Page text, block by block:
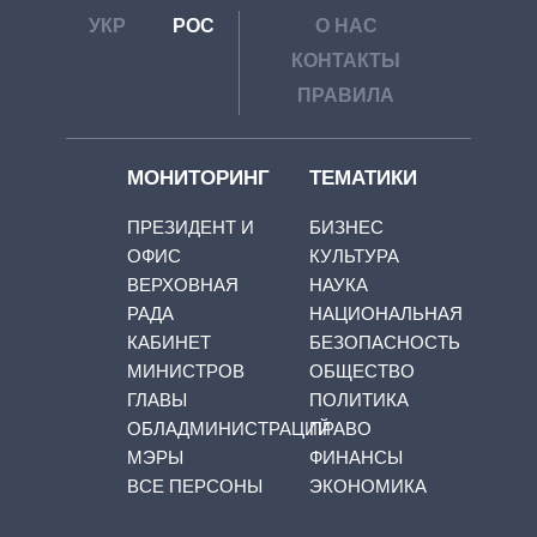
УКР РОС
О НАС
КОНТАКТЫ
ПРАВИЛА
МОНИТОРИНГ
ПРЕЗИДЕНТ И
ОФИС
ВЕРХОВНАЯ
РАДА
КАБИНЕТ
МИНИСТРОВ
ГЛАВЫ
ОБЛАДМИНИСТРАЦИЙ
МЭРЫ
ВСЕ ПЕРСОНЫ
ТЕМАТИКИ
БИЗНЕС
КУЛЬТУРА
НАУКА
НАЦИОНАЛЬНАЯ
БЕЗОПАСНОСТЬ
ОБЩЕСТВО
ПОЛИТИКА
ПРАВО
ФИНАНСЫ
ЭКОНОМИКА